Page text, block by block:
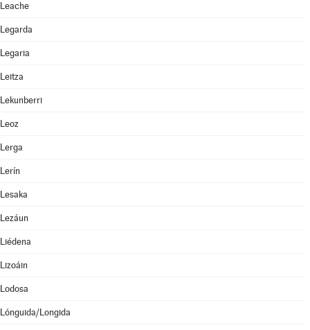
Leache
Legarda
Legaria
Leitza
Lekunberri
Leoz
Lerga
Lerín
Lesaka
Lezáun
Liédena
Lizoáin
Lodosa
Lónguida/Longida